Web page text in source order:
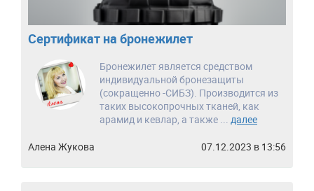
Сертификат на бронежилет
Бронежилет является средством
индивидуальной бронезащиты
(сокращенно -СИБЗ). Производится из
таких высокопрочных тканей, как
арамид и кевлар, а также ... далее
Алена Жукова 07.12.2023 в 13:56